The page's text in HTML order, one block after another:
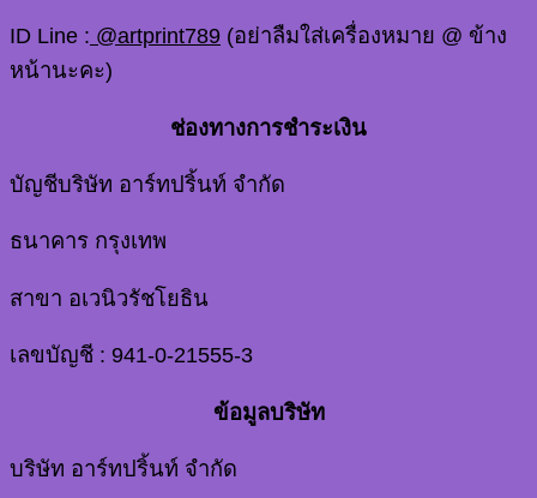
ID Line : @artprint789 (อย่าลืมใส่เครื่องหมาย @ ข้าง
หน้านะคะ)
ช่องทางการชำระเงิน
บัญชีบริษัท อาร์ทปริ้นท์ จำกัด
ธนาคาร กรุงเทพ
สาขา อเวนิวรัชโยธิน
เลขบัญชี : 941-0-21555-3
ข้อมูลบริษัท
บริษัท อาร์ทปริ้นท์ จำกัด